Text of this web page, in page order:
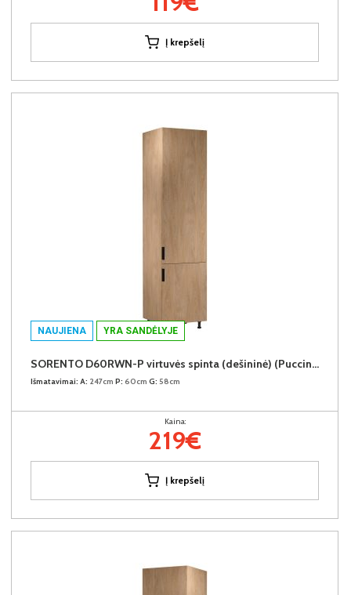
Į krepšelį
NAUJIENA YRA SANDĖLYJE
SORENTO D60RWN-P virtuvės spinta (dešininė) (Puccini/Puccini)
Išmatavimai: A: 247cm P: 60cm G: 58cm
Kaina:
219€
Į krepšelį